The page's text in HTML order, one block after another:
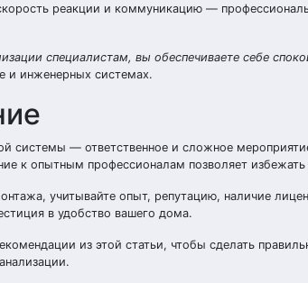
реакции и коммуникацию —
специалистам, вы обеспечиваете себе
и инженерных системах.
системы — ответственное и сложное
к опытным профессионалам позволяет
учитывайте опыт, репутацию, наличие
в удобство вашего дома.
из этой статьи, чтобы сделать